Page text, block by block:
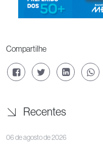
Compartilhe
Recentes
06 de agosto de 2026